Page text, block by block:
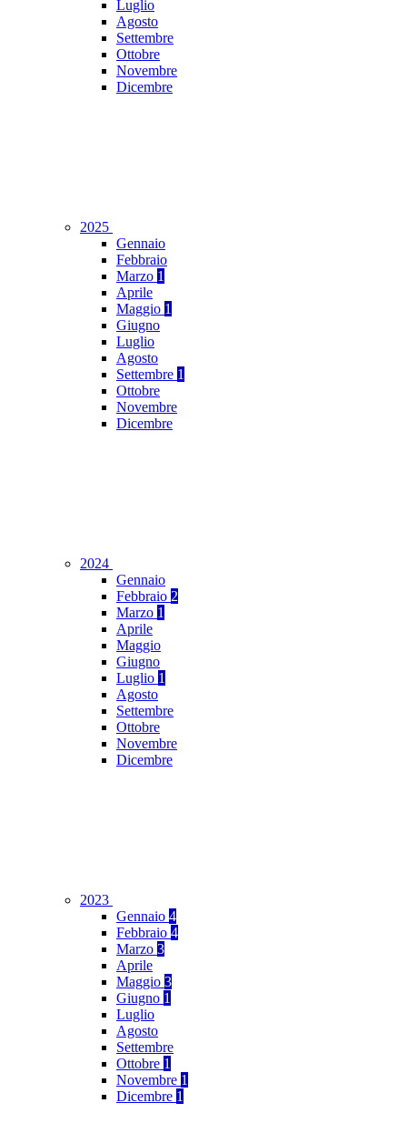
Luglio
Agosto
Settembre
Ottobre
Novembre
Dicembre
2025
Gennaio
Febbraio
Marzo 1
Aprile
Maggio 1
Giugno
Luglio
Agosto
Settembre 1
Ottobre
Novembre
Dicembre
2024
Gennaio
Febbraio 2
Marzo 1
Aprile
Maggio
Giugno
Luglio 1
Agosto
Settembre
Ottobre
Novembre
Dicembre
2023
Gennaio 4
Febbraio 4
Marzo 3
Aprile
Maggio 3
Giugno 1
Luglio
Agosto
Settembre
Ottobre 1
Novembre 1
Dicembre 1